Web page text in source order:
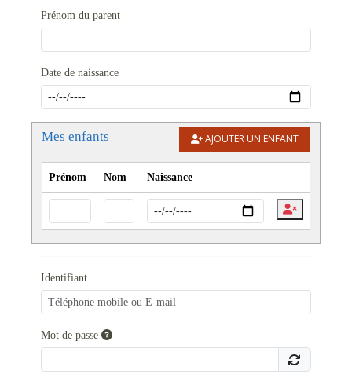
Prénom du parent
Date de naissance
Mes enfants AJOUTER UN ENFANT
Prénom Nom Naissance
Identifiant
Mot de passe